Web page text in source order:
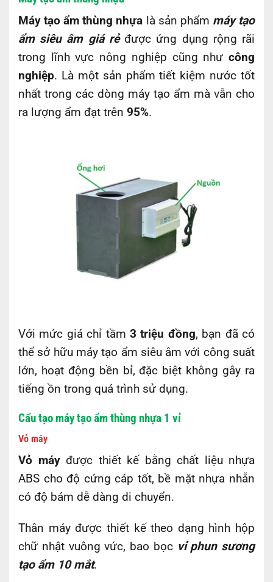
Máy tạo ẩm thùng nhựa là sản phẩm máy tạo
ẩm siêu âm giá rẻđược ứng dụng rộng rãi
trong lĩnh vực nông nghiệp cũng như công
nghiệp. Là một sản phẩm tiết kiệm nước tốt
nhất trong các dòng máy tạo ẩm mà vẫn cho
ra lượng ẩm đạt trên 95%.
Với mức giá chỉ tầm 3 triệu đồng, bạn đã có
thể sở hữu máy tạo ẩm siêu âm với công suất
lớn, hoạt động bền bỉ, đặc biệt không gây ra
tiếng ồn trong quá trình sử dụng.
Cấu tạo máy tạo ẩm thùng nhựa 1 vỉ
Vỏ máy
Vỏ máyđược thiết kế bằng chất liệu nhựa
ABS cho độ cứng cáp tốt, bề mặt nhựa nhẵn
có độ bám dễ dàng di chuyển.
Thân máy được thiết kế theo dạng hình hộp
chữ nhật vuông vức, bao bọc vỉ phun sương
tạo ẩm 10 mắt.